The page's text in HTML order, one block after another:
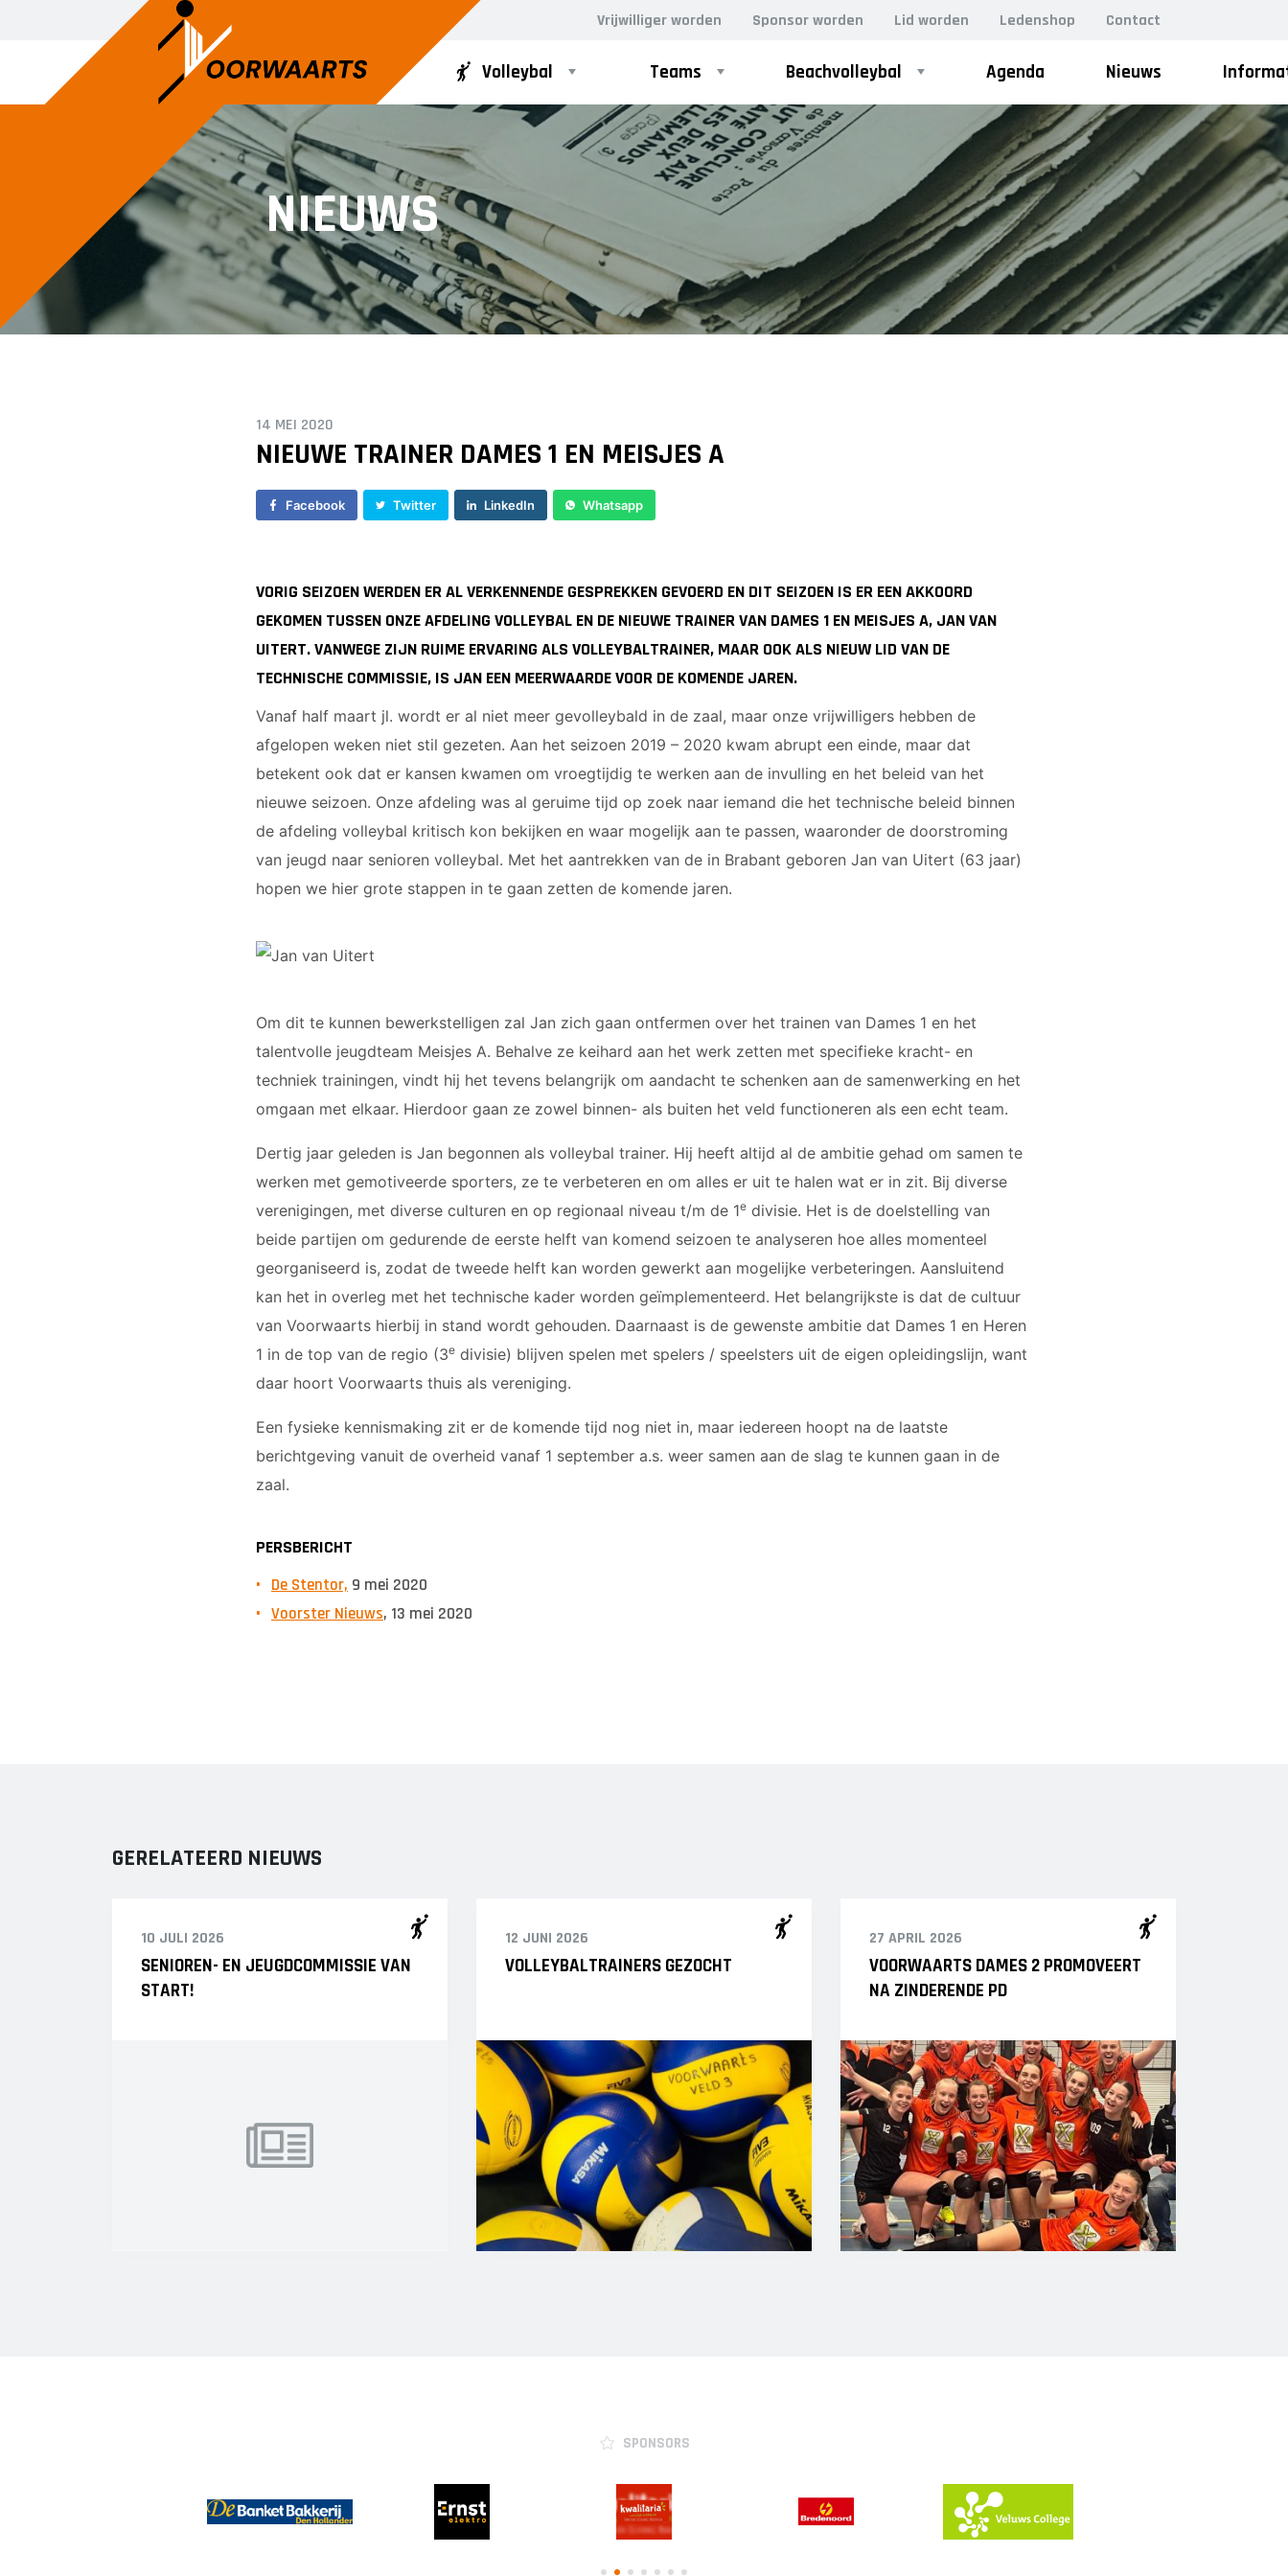
Vrijwilliger worden Sponsor worden Lid worden Ledenshop Contact
Volleybal Teams
HEREN
Heren 1
Heren 2
Heren 3
DAMES
Dames 1
Dames 2
Dames 3
Dames 5
Dames 6
RECREANTEN
Dames Recreanten 1
Heren Recreanten 1
Heren Recreanten 2
Heren Recreanten 3
JEUGD
Meisjes A2
Meisjes B1
Meisjes B2
Meisjes B3
VOLLEYSTARS
Volleystars Level 2
Volleystars Level 3
Volleystars Level 4-1
Volleystars Level 4-2
Volleystars Level 4-3
Beachvolleybal Agenda Nieuws
ZOEK
NIEUWS
14 MEI 2020
NIEUWE TRAINER DAMES 1 EN MEISJES A
Facebook Twitter LinkedIn Whatsapp
VORIG SEIZOEN WERDEN ER AL VERKENNENDE GESPREKKEN GEVOERD EN DIT SEIZOEN IS ER EEN AKKOORD
GEKOMEN TUSSEN ONZE AFDELING VOLLEYBAL EN DE NIEUWE TRAINER VAN DAMES 1 EN MEISJES A, JAN VAN
UITERT. VANWEGE ZIJN RUIME ERVARING ALS VOLLEYBALTRAINER, MAAR OOK ALS NIEUW LID VAN DE
TECHNISCHE COMMISSIE, IS JAN EEN MEERWAARDE VOOR DE KOMENDE JAREN.
Vanaf half maart jl. wordt er al niet meer gevolleybald in de zaal, maar onze vrijwilligers hebben de
afgelopen weken niet stil gezeten. Aan het seizoen 2019 – 2020 kwam abrupt een einde, maar dat
betekent ook dat er kansen kwamen om vroegtijdig te werken aan de invulling en het beleid van het
nieuwe seizoen. Onze afdeling was al geruime tijd op zoek naar iemand die het technische beleid binnen
de afdeling volleybal kritisch kon bekijken en waar mogelijk aan te passen, waaronder de doorstroming
van jeugd naar senioren volleybal. Met het aantrekken van de in Brabant geboren Jan van Uitert (63 jaar)
hopen we hier grote stappen in te gaan zetten de komende jaren.
Om dit te kunnen bewerkstelligen zal Jan zich gaan ontfermen over het trainen van Dames 1 en het
talentvolle jeugdteam Meisjes A. Behalve ze keihard aan het werk zetten met specifieke kracht- en
techniek trainingen, vindt hij het tevens belangrijk om aandacht te schenken aan de samenwerking en het
omgaan met elkaar. Hierdoor gaan ze zowel binnen- als buiten het veld functioneren als een echt team.
Dertig jaar geleden is Jan begonnen als volleybal trainer. Hij heeft altijd al de ambitie gehad om samen te
werken met gemotiveerde sporters, ze te verbeteren en om alles er uit te halen wat er in zit. Bij diverse
verenigingen, met diverse culturen en op regionaal niveau t/m de 1e divisie. Het is de doelstelling van
beide partijen om gedurende de eerste helft van komend seizoen te analyseren hoe alles momenteel
georganiseerd is, zodat de tweede helft kan worden gewerkt aan mogelijke verbeteringen. Aansluitend
kan het in overleg met het technische kader worden geïmplementeerd. Het belangrijkste is dat de cultuur
van Voorwaarts hierbij in stand wordt gehouden. Daarnaast is de gewenste ambitie dat Dames 1 en Heren
1 in de top van de regio (3e divisie) blijven spelen met spelers / speelsters uit de eigen opleidingslijn, want
daar hoort Voorwaarts thuis als vereniging.
Een fysieke kennismaking zit er de komende tijd nog niet in, maar iedereen hoopt na de laatste
berichtgeving vanuit de overheid vanaf 1 september a.s. weer samen aan de slag te kunnen gaan in de
zaal.
PERSBERICHT
De Stentor, 9 mei 2020
Voorster Nieuws, 13 mei 2020
GERELATEERD NIEUWS
10 JULI 2026
SENIOREN- EN JEUGDCOMMISSIE VAN
START!
12 JUNI 2026
VOLLEYBALTRAINERS GEZOCHT
27 APRIL 2026
VOORWAARTS DAMES 2 PROMOVEERT
NA ZINDERENDE PD
SPONSORS